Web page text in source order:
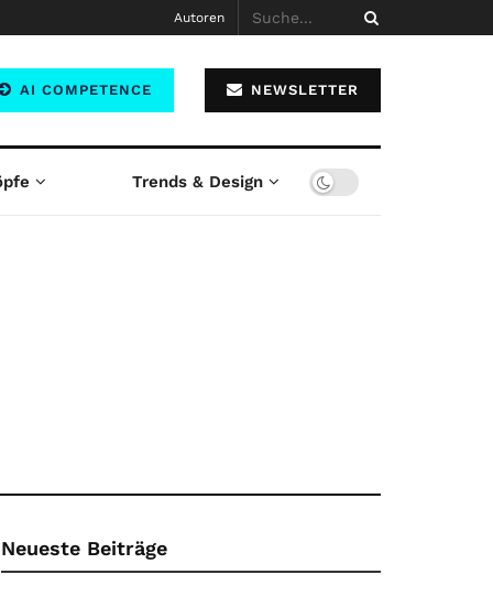
Autoren
AI COMPETENCE NEWSLETTER
Trends & Design
Neueste Beiträge